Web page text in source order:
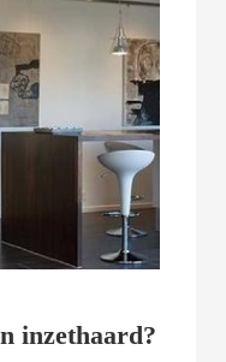
inzethaard?